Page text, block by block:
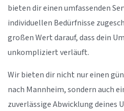
bieten dir einen umfassenden
individuellen Bedürfnisse
großen Wert darauf, dass dein
unkompliziert verläuft.
Wir bieten dir nicht nur einen
nach Mannheim, sondern auch
zuverlässige Abwicklung deines